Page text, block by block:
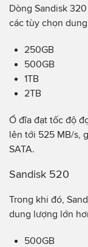
Dòng Sandisk
các tùy chọn
250GB
500GB
1TB
2TB
Ổ đĩa đạt tốc độ
lên tới 525 MB/s,
SATA.
Sandisk 520
Trong khi đó,
dung lượng lớn
500GB